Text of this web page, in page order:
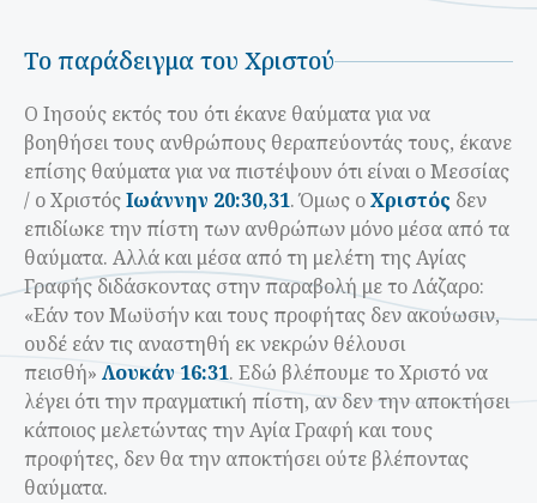
Το παράδειγμα του Χριστού
Ο Ιησούς εκτός του ότι έκανε θαύματα για να
βοηθήσει τους ανθρώπους θεραπεύοντάς τους, έκανε
επίσης θαύματα για να πιστέψουν ότι είναι ο Μεσσίας
/ ο ΧριστόςΙωάννην 20:30,31. Όμως οΧριστός δεν
επιδίωκε την πίστη των ανθρώπων μόνο μέσα από τα
θαύματα. Αλλά και μέσα από τη μελέτη της Αγίας
Γραφής διδάσκοντας στην παραβολή με το Λάζαρο:
«Εάν τον Μωϋσήν και τους προφήτας δεν ακούωσιν,
ουδέ εάν τις αναστηθή εκ νεκρών θέλουσι
πεισθή» Λουκάν 16:31. Εδώ βλέπουμε το Χριστό να
λέγει ότι την πραγματική πίστη, αν δεν την αποκτήσει
κάποιος μελετώντας την Αγία Γραφή και τους
προφήτες, δεν θα την αποκτήσει ούτε βλέποντας
θαύματα.